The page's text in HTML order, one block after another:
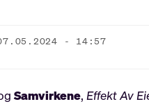
07.05.2024 - 14:57
Samvirkene,Effekt Av